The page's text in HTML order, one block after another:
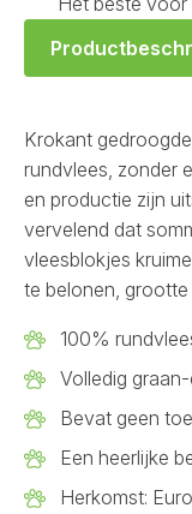
Krokant
rundvlees, zonder
en productie zijn
vervelend dat
vleesblokjes
te belonen, grootte
100%
Volledig
Bevat geen
Een heerlijke
Herkomst: